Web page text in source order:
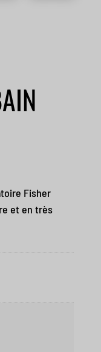
Fisher
et en très